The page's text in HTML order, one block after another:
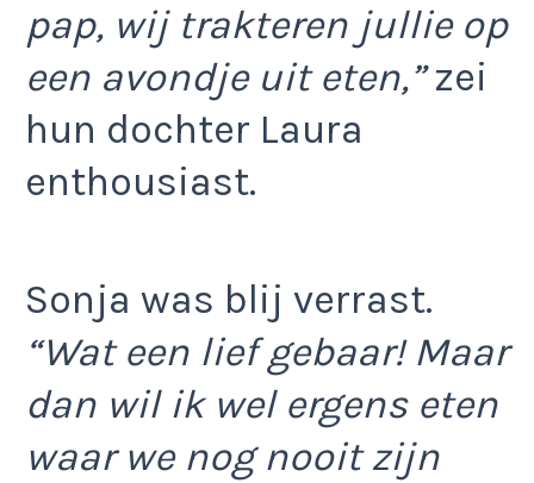
pap, wij trakteren jullie op
een avondje uit eten,”zei
hun dochter Laura
enthousiast.
Sonja was blij verrast.
“Wat een lief gebaar! Maar
dan wil ik wel ergens eten
waar we nog nooit zijn